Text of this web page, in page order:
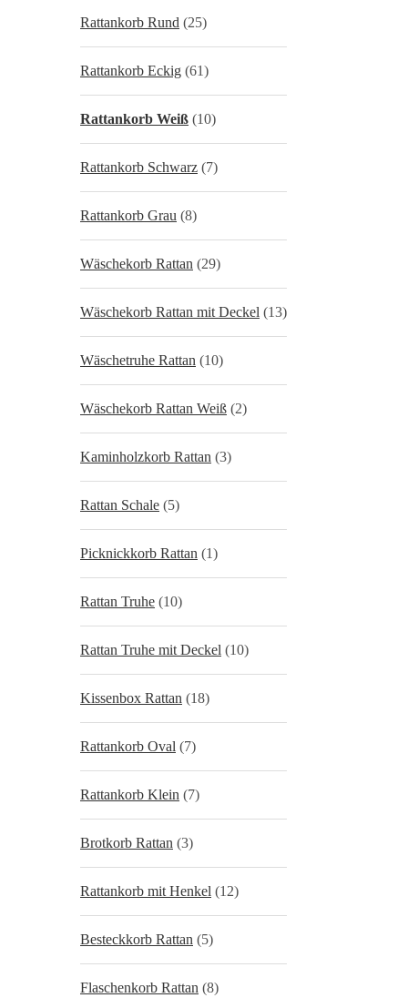
Rattankorb Rund (25)
Rattankorb Eckig (61)
Rattankorb Weiß (10)
Rattankorb Schwarz (7)
Rattankorb Grau (8)
Wäschekorb Rattan (29)
Wäschekorb Rattan mit Deckel (13)
Wäschetruhe Rattan (10)
Wäschekorb Rattan Weiß (2)
Kaminholzkorb Rattan (3)
Rattan Schale (5)
Picknickkorb Rattan (1)
Rattan Truhe (10)
Rattan Truhe mit Deckel (10)
Kissenbox Rattan (18)
Rattankorb Oval (7)
Rattankorb Klein (7)
Brotkorb Rattan (3)
Rattankorb mit Henkel (12)
Besteckkorb Rattan (5)
Flaschenkorb Rattan (8)